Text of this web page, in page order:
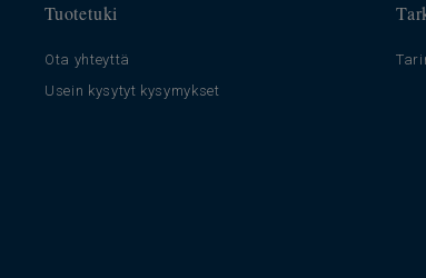
Tuotetuki
Ota yhteyttä
Usein kysytyt kysymykset